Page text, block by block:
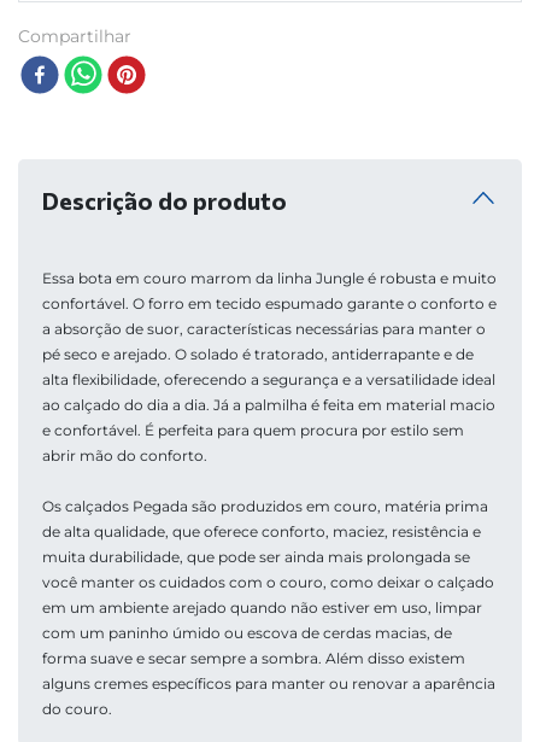
Compartilhar
Descrição do produto
Essa bota em couro marrom da linha Jungle é robusta e muito
confortável. O forro em tecido espumado garante o conforto e
a absorção de suor, características necessárias para manter o
pé seco e arejado. O solado é tratorado, antiderrapante e de
alta flexibilidade, oferecendo a segurança e a versatilidade ideal
ao calçado do dia a dia. Já a palmilha é feita em material macio
e confortável. É perfeita para quem procura por estilo sem
abrir mão do conforto.
Os calçados Pegada são produzidos em couro, matéria prima
de alta qualidade, que oferece conforto, maciez, resistência e
muita durabilidade, que pode ser ainda mais prolongada se
você manter os cuidados com o couro, como deixar o calçado
em um ambiente arejado quando não estiver em uso, limpar
com um paninho úmido ou escova de cerdas macias, de
forma suave e secar sempre a sombra. Além disso existem
alguns cremes específicos para manter ou renovar a aparência
do couro.